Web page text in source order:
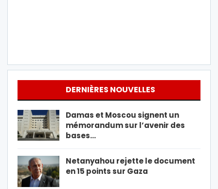
DERNIÈRES NOUVELLES
Damas et Moscou signent un
mémorandum sur l’avenir des
bases…
Netanyahou rejette le document
en 15 points sur Gaza